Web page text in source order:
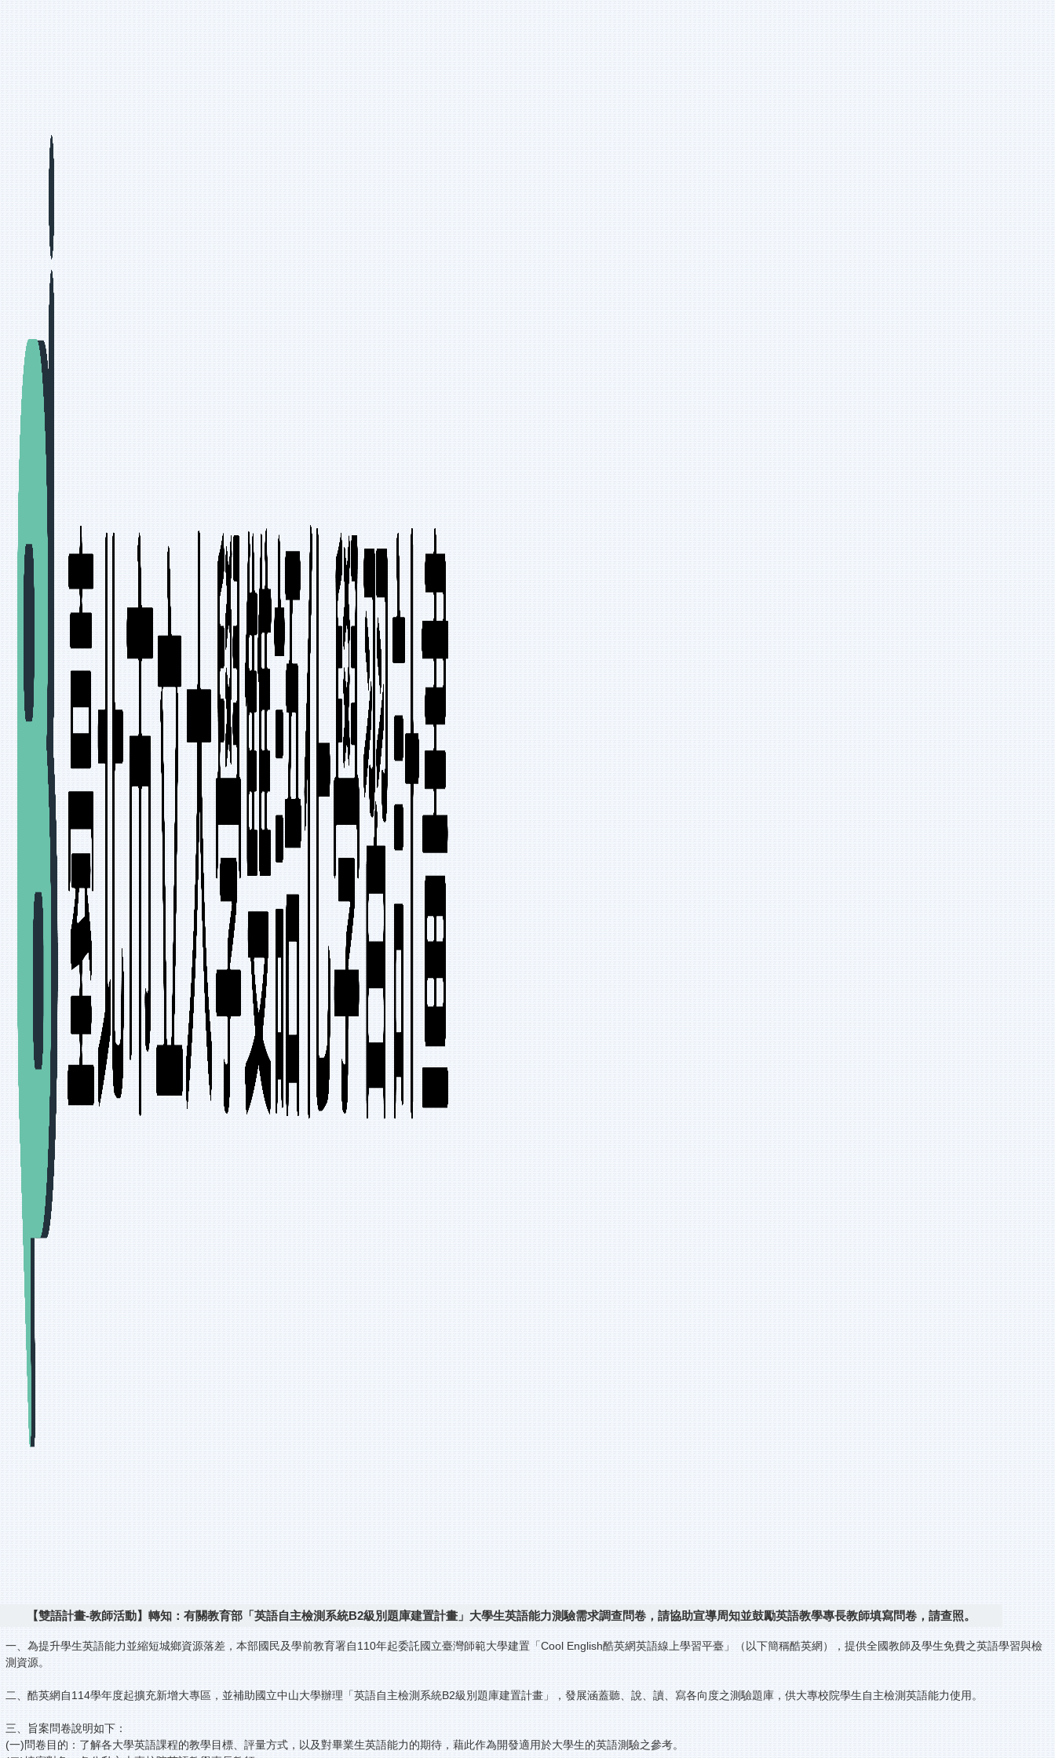
【雙語計畫-教師活動】轉知：有關教育部「英語自主檢測系統B2級別題庫建置計畫」大學生英語能力測驗需求調查問卷，請協助宣導周知並鼓勵英語教學專長教師填寫問卷，請查照。
一、為提升學生英語能力並縮短城鄉資源落差，本部國民及學前教育署自110年起委託國立臺灣師範大學建置「Cool English酷英網英語線上學習平臺」（以下簡稱酷英網），提供全國教師及學生免費之英語學習與檢
測資源。
二、酷英網自114學年度起擴充新增大專區，並補助國立中山大學辦理「英語自主檢測系統B2級別題庫建置計畫」，發展涵蓋聽、說、讀、寫各向度之測驗題庫，供大專校院學生自主檢測英語能力使用。
三、旨案問卷說明如下：
(一)問卷目的：了解各大學英語課程的教學目標、評量方式，以及對畢業生英語能力的期待，藉此作為開發適用於大學生的英語測驗之參考。